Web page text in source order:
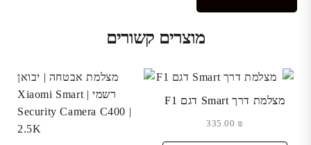
מוצרים קשורים
מצלמת דרך Smart דגם F1
₪